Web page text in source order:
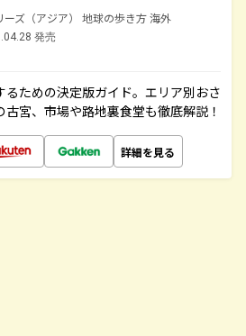
ーズ（アジア） 地球の歩き方 海外
発売
るための決定版ガイド。エリア別おさ
宮、市場や路地裏食堂も徹底解説！
詳細を見る